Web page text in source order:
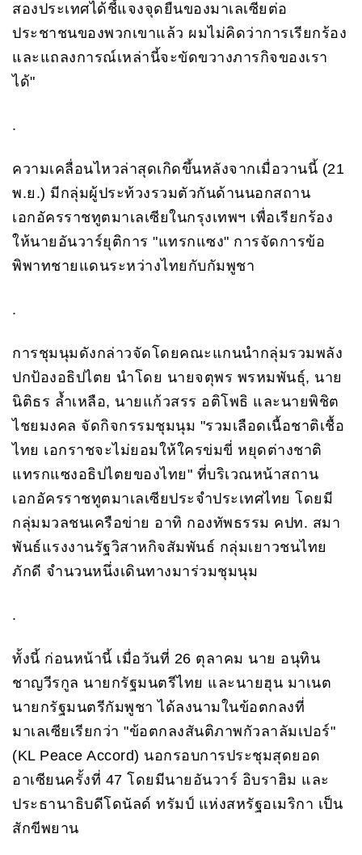
สองประเทศได้ชี้แจงจุดยืนของมาเลเซียต่อ
ประชาชนของพวกเขาแล้ว ผมไม่คิดว่าการเรียกร้อง
และแถลงการณ์เหล่านี้จะขัดขวางภารกิจของเรา
ได้"
.
ความเคลื่อนไหวล่าสุดเกิดขึ้นหลังจากเมื่อวานนี้ (21
พ.ย.) มีกลุ่มผู้ประท้วงรวมตัวกันด้านนอกสถาน
เอกอัครราชทูตมาเลเซียในกรุงเทพฯ เพื่อเรียกร้อง
ให้นายอันวาร์ยุติการ "แทรกแซง" การจัดการข้อ
พิพาทชายแดนระหว่างไทยกับกัมพูชา
.
การชุมนุมดังกล่าวจัดโดยคณะแกนนำกลุ่มรวมพลัง
ปกป้องอธิปไตย นำโดย นายจตุพร พรหมพันธุ์, นาย
นิติธร ล้ำเหลือ, นายแก้วสรร อติโพธิ และนายพิชิต
ไชยมงคล จัดกิจกรรมชุมนุม "รวมเลือดเนื้อชาติเชื้อ
ไทย เอกราชจะไม่ยอมให้ใครข่มขี่ หยุดต่างชาติ
แทรกแซงอธิปไตยของไทย" ที่บริเวณหน้าสถาน
เอกอัครราชทูตมาเลเซียประจำประเทศไทย โดยมี
กลุ่มมวลชนเครือข่าย อาทิ กองทัพธรรม คปท. สมา
พันธ์แรงงานรัฐวิสาหกิจสัมพันธ์ กลุ่มเยาวชนไทย
ภักดี จำนวนหนึ่งเดินทางมาร่วมชุมนุม
.
ทั้งนี้ ก่อนหน้านี้ เมื่อวันที่ 26 ตุลาคม นาย อนุทิน
ชาญวีรกูล นายกรัฐมนตรีไทย และนายฮุน มาเนต
นายกรัฐมนตรีกัมพูชา ได้ลงนามในข้อตกลงที่
มาเลเซียเรียกว่า "ข้อตกลงสันติภาพกัวลาลัมเปอร์"
(KL Peace Accord) นอกรอบการประชุมสุดยอด
อาเซียนครั้งที่ 47 โดยมีนายอันวาร์ อิบราฮิม และ
ประธานาธิบดีโดนัลด์ ทรัมป์ แห่งสหรัฐอเมริกา เป็น
สักขีพยาน